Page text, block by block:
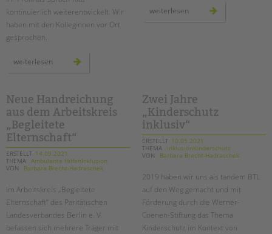
PRESSE
Magazin
KONTAKT
Impressum
Intranet
kontinuierlich weiterentwickelt. Wir
haben mit den Kolleginnen vor Ort
gesprochen.
weiterlesen sprach-
ort
in
der
kita
treptower
straße
weiterlesen umfrage
Neue Handreichung
aus dem Arbeitskreis
„Begleitete
Elternschaft“
ERSTELLT 14.09.2021
THEMA Ambulante HilfenInklusion
VON
Barbara Brecht-Hadraschek
Im Arbeitskreis „Begleitete
Elternschaft“ des Paritätischen
Landesverbandes Berlin e. V.
befassen sich mehrere Träger mit
Zwei Jahre
„Kinderschutz
inklusiv“
ERSTELLT 10.05.2021
THEMA
InklusionKinderschutz
VON
Barbara Brecht-Hadraschek
2019 haben wir uns als tandem BTL
auf den Weg gemacht und mit
Förderung durch die Werner-
Coenen-Stiftung das Thema
Kinderschutz im Kontext von